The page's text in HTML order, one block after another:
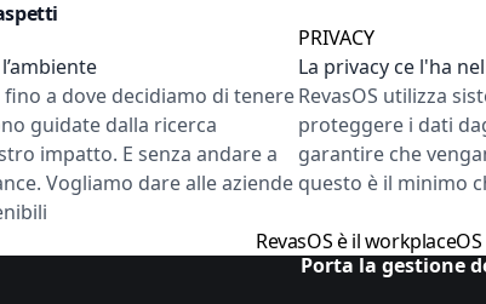
a dove decidiamo di tenere
guidate dalla ricerca
impatto. E senza andare a
Vogliamo dare alle aziende
PRIVACY
La privacy ce l'ha
RevasOS utilizza
proteggere i dati
garantire che
questo è il minimo
RevasOS è il
Porta la gestione